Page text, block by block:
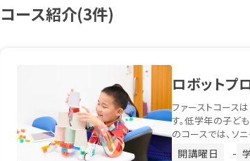
コース紹介(3件)
ロボットプ
ファーストコース
す。低学年の子ど
のコースでは、ソ
開講曜日 -